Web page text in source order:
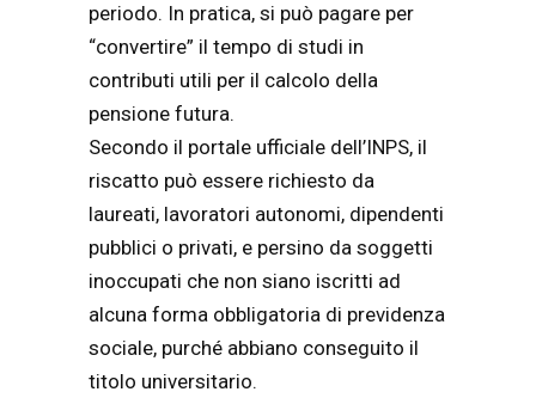
periodo. In pratica, si può pagare per
“convertire” il tempo di studi in
contributi utili per il calcolo della
pensione futura.
Secondo il portale ufficiale dell’INPS, il
riscatto può essere richiesto da
laureati, lavoratori autonomi, dipendenti
pubblici o privati, e persino da soggetti
inoccupati che non siano iscritti ad
alcuna forma obbligatoria di previdenza
sociale, purché abbiano conseguito il
titolo universitario.